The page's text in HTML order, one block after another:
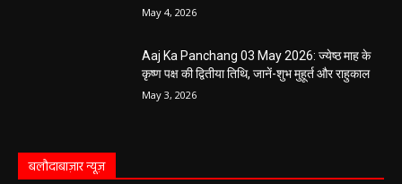
May 4, 2026
Aaj Ka Panchang 03 May 2026: ज्येष्ठ माह के
कृष्ण पक्ष की द्वितीया तिथि, जानें-शुभ मुहूर्त और राहुकाल
May 3, 2026
बलौदाबाज़ार न्यूज़